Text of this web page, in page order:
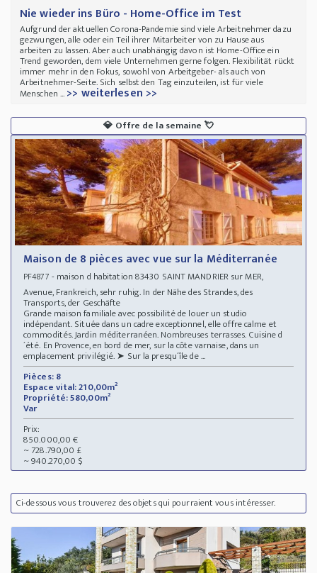
Nie wieder ins Büro - Home-Office im Test
Aufgrund der aktuellen Corona-Pandemie sind viele Arbeitnehmer dazu
gezwungen, alle oder ein Teil ihrer Mitarbeiter von zu Hause aus
arbeiten zu lassen. Aber auch unabhängig davon ist Home-Office ein
Trend geworden, dem viele Unternehmen gerne folgen. Flexibilität rückt
immer mehr in den Fokus, sowohl von Arbeitgeber- als auch von
Arbeitnehmer-Seite. Sich selbst den Tag einzuteilen, ist für viele
Menschen ...>> weiterlesen >>
💎 Offre de la semaine 💘
Maison de 8 pièces avec vue sur la Méditerranée
PF4877 - maison d habitation 83430 SAINT MANDRIER sur MER,
Avenue, Frankreich, sehr ruhig. In der Nähe des Strandes, des
Transports, der Geschäfte
Grande maison familiale avec possibilité de louer un studio
indépendant. Située dans un cadre exceptionnel, elle offre calme et
commodités. Jardin méditerranéen. Nombreuses terrasses. Cuisine d
´été. En Provence, en bord de mer, sur la côte varnaise, dans un
emplacement privilégié. ➤ Sur la presqu´île de ...
Pièces: 8
Espace vital: 210,00m²
Propriété: 580,00m²
Var
Prix:
850.000,00 €
~ 728.790,00 £
~ 940.270,00 $
Ci-dessous vous trouverez des objets qui pourraient vous intéresser.